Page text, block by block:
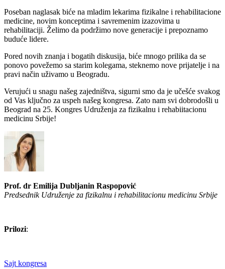
Poseban naglasak biće na mladim lekarima fizikalne i rehabilitacione
medicine, novim konceptima i savremenim izazovima u
rehabilitaciji. Želimo da podržimo nove generacije i prepoznamo
buduće lidere.
Pored novih znanja i bogatih diskusija, biće mnogo prilika da se
ponovo povežemo sa starim kolegama, steknemo nove prijatelje i na
pravi način uživamo u Beogradu.
Verujući u snagu našeg zajedništva, sigurni smo da je učešće svakog
od Vas ključno za uspeh našeg kongresa. Zato nam svi dobrodošli u
Beograd na 25. Kongres Udruženja za fizikalnu i rehabiitacionu
medicinu Srbije!
Prof. dr Emilija Dubljanin Raspopović
Predsednik Udruženje za fizikalnu i rehabilitacionu medicinu Srbije
Prilozi:
Sajt kongresa